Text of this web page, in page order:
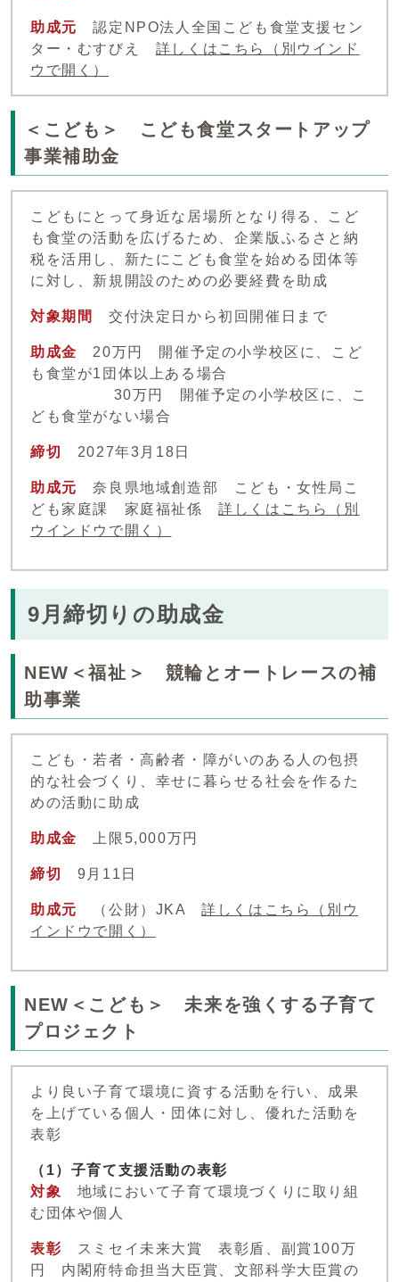
助成元認定NPO法人全国こども食堂支援セン
ター・むすびえ 詳しくはこちら
（別ウインド
ウで開く）
＜こども＞ こども食堂スタートアップ
事業補助金
こどもにとって身近な居場所となり得る、こど
も食堂の活動を広げるため、企業版ふるさと納
税を活用し、新たにこども食堂を始める団体等
に対し、新規開設のための必要経費を助成
対象期間 交付決定日から初回開催日まで
助成金
20万円 開催予定の小学校区に、こど
も食堂が1団体以上ある場合
30万円 開催予定の小学校区に、こ
ども食堂がない場合
締切 2027年3月18日
助成元
奈良県地域創造部 こども・女性局こ
ども家庭課 家庭福祉係詳しくはこちら
（別
ウインドウで開く）
9月締切りの助成金
NEW＜福祉＞ 競輪とオートレースの補
助事業
こども・若者・高齢者・障がいのある人の包摂
的な社会づくり、幸せに暮らせる社会を作るた
めの活動に助成
助成金 上限5,000万円
締切 9月11日
助成元 （公財）JKA詳しくはこちら
（別ウ
インドウで開く）
NEW＜こども＞ 未来を強くする子育て
プロジェクト
より良い子育て環境に資する活動を行い、成果
を上げている個人・団体に対し、優れた活動を
表彰
（1）子育て支援活動の表彰
対象 地域において子育て環境づくりに取り組
む団体や個人
表彰
スミセイ未来大賞 表彰盾、副賞100万
円 内閣府特命担当大臣賞、文部科学大臣賞の